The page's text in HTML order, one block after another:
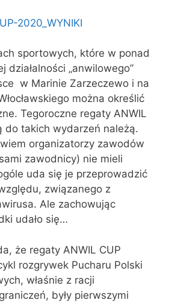
2020_WYNIKI
sportowych, które w ponad
działalności „anwilowego”
w Marinie Zarzeczewo i na
można określić
Tegoroczne regaty ANWIL
do takich wydarzeń należą.
organizatorzy zawodów
zawodnicy) nie mieli
uda się je przeprowadzić
związanego z
Ale zachowując
udało się…
że regaty ANWIL CUP
rozgrywek Pucharu Polski
właśnie z racji
były pierwszymi